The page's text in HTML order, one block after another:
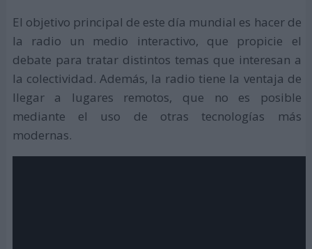
El objetivo principal de este día mundial es hacer de
la radio un medio interactivo, que propicie el
debate para tratar distintos temas que interesan a
la colectividad. Además, la radio tiene la ventaja de
llegar a lugares remotos, que no es posible
mediante el uso de otras tecnologías más
modernas.